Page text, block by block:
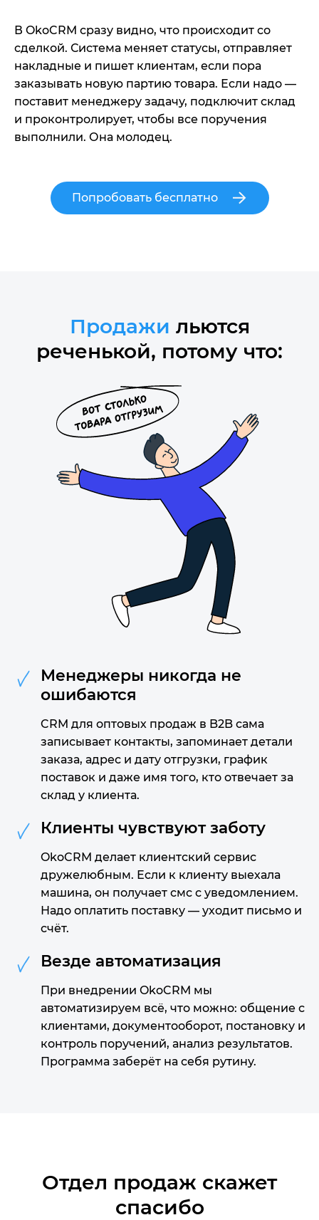
В OkoCRM сразу видно, что происходит со
сделкой. Система меняет статусы, отправляет
накладные и пишет клиентам, если пора
заказывать новую партию товара. Если надо —
поставит менеджеру задачу, подключит склад
и проконтролирует, чтобы все поручения
выполнили. Она молодец.
Попробовать бесплатно
Продажи льются
реченькой, потому что:
Менеджеры никогда не
ошибаются
CRM для оптовых продаж в B2B сама
записывает контакты, запоминает детали
заказа, адрес и дату отгрузки, график
поставок и даже имя того, кто отвечает за
склад у клиента.
Клиенты чувствуют заботу
OkoCRM делает клиентский сервис
дружелюбным. Если к клиенту выехала
машина, он получает смс с уведомлением.
Надо оплатить поставку — уходит письмо и
счёт.
Везде автоматизация
При внедрении OkoCRM мы
автоматизируем всё, что можно: общение с
клиентами, документооборот, постановку и
контроль поручений, анализ результатов.
Программа заберёт на себя рутину.
Отдел продаж скажет
спасибо